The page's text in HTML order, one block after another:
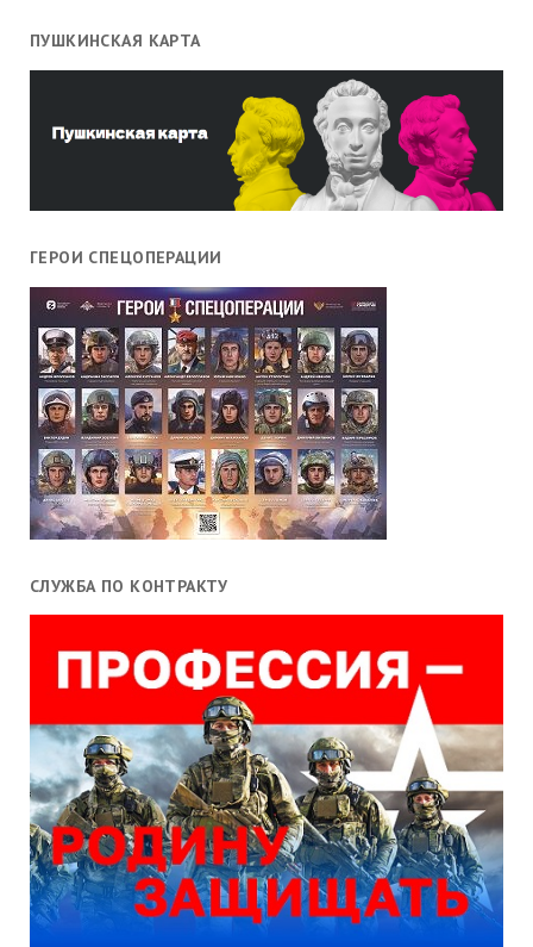
ПУШКИНСКАЯ КАРТА
ГЕРОИ СПЕЦОПЕРАЦИИ
СЛУЖБА ПО КОНТРАКТУ